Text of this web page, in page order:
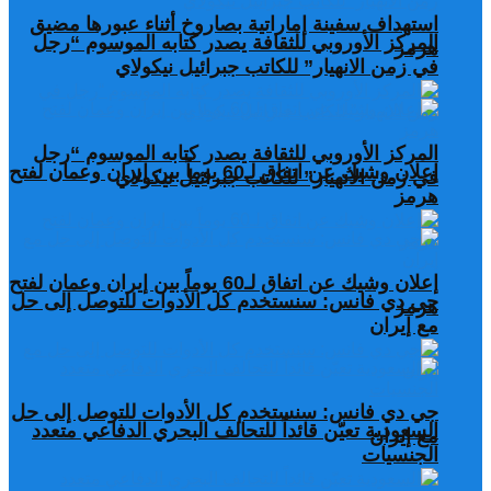
المركز الأوروبي للثقافة يصدر كتابه الموسوم “رجل
في زمن الانهيار” للكاتب جبرائيل نيكولاي
إعلان وشيك عن اتفاق لـ60 يوماً بين إيران وعمان لفتح
هرمز
جي دي فانس: سنستخدم كل الأدوات للتوصل إلى حل
مع إيران
السعودية تعيّن قائداً للتحالف البحري الدفاعي متعدد
الجنسيات
استهداف سفينة إماراتية بصاروخ أثناء عبورها مضيق
هرمز
المركز الأوروبي للثقافة يصدر كتابه الموسوم “رجل
في زمن الانهيار” للكاتب جبرائيل نيكولاي
إعلان وشيك عن اتفاق لـ60 يوماً بين إيران وعمان لفتح
هرمز
جي دي فانس: سنستخدم كل الأدوات للتوصل إلى حل
مع إيران